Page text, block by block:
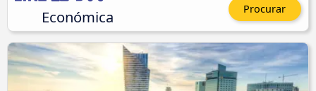
Económica Procurar